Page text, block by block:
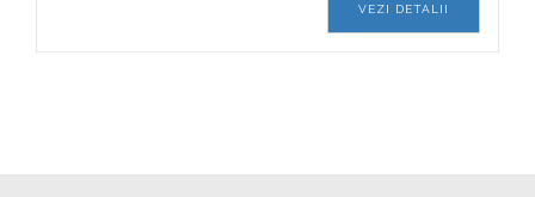
VEZI DETALII